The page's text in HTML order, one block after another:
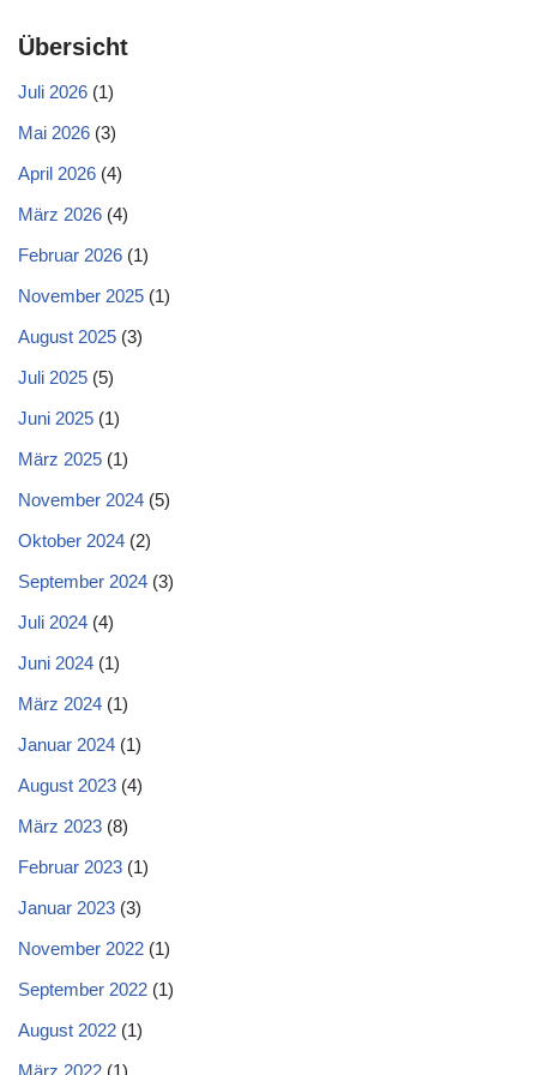
Übersicht
Juli 2026 (1)
Mai 2026 (3)
April 2026 (4)
März 2026 (4)
Februar 2026 (1)
November 2025 (1)
August 2025 (3)
Juli 2025 (5)
Juni 2025 (1)
März 2025 (1)
November 2024 (5)
Oktober 2024 (2)
September 2024 (3)
Juli 2024 (4)
Juni 2024 (1)
März 2024 (1)
Januar 2024 (1)
August 2023 (4)
März 2023 (8)
Februar 2023 (1)
Januar 2023 (3)
November 2022 (1)
September 2022 (1)
August 2022 (1)
März 2022 (1)